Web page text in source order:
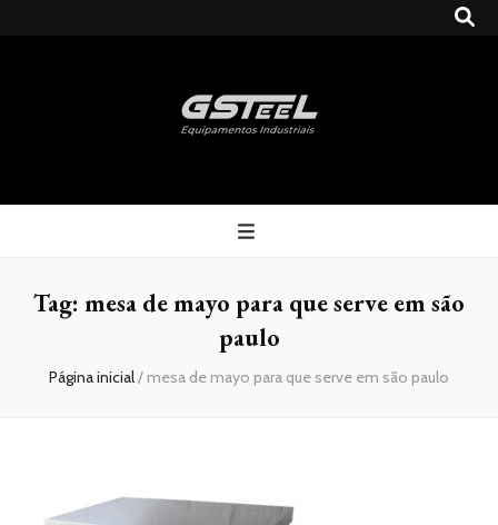
Gsteel
Tag: mesa de mayo para que serve em são
paulo
Página inicial/ mesa de mayo para que serve em são paulo